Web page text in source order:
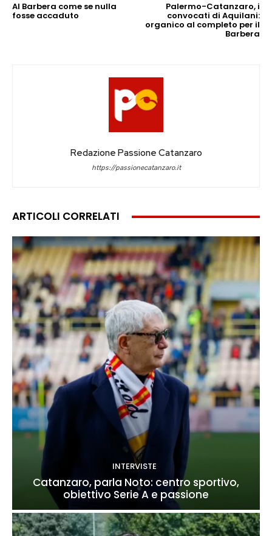
Al Barbera come se nulla
fosse accaduto
Palermo-Catanzaro, i
convocati di Aquilani:
organico al completo per il
Barbera
Redazione Passione Catanzaro
https://passionecatanzaro.it
ARTICOLI CORRELATI
INTERVISTE
Catanzaro, parla Noto: centro sportivo,
obiettivo Serie A e passione